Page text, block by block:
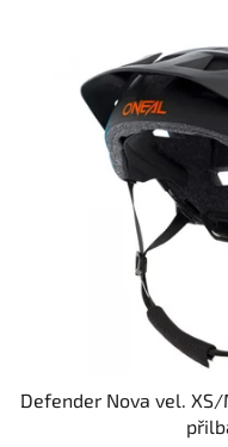
Defender Nova vel.